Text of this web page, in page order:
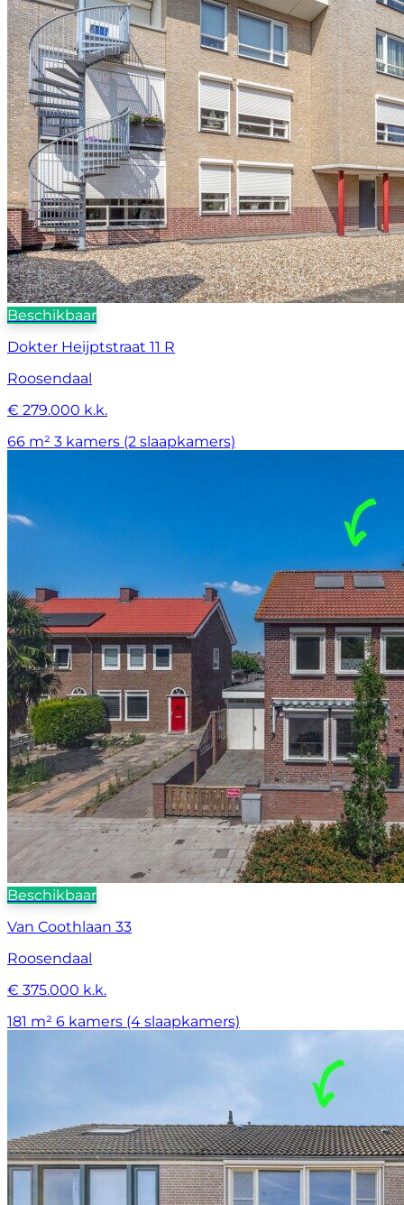
Beschikbaar
Dokter Heijptstraat 11 R
Roosendaal
€ 279.000 k.k.
66 m² 3 kamers (2 slaapkamers)
Beschikbaar
Van Coothlaan 33
Roosendaal
€ 375.000 k.k.
181 m² 6 kamers (4 slaapkamers)